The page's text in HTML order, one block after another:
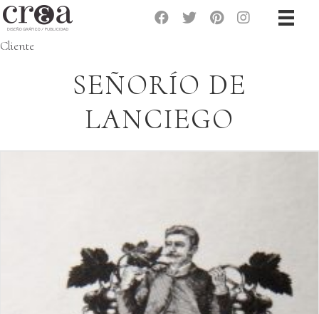
Cliente
SEÑORÍO DE
LANCIEGO